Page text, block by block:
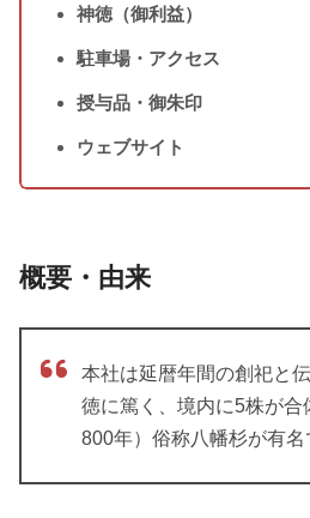
神徳（御利益）
駐車場・アクセス
授与品・御朱印
ウェブサイト
概要・由来
本社は延暦年間の創祀と
徳に篤く、境内に5株が合
800年）俗称八幡杉が有名